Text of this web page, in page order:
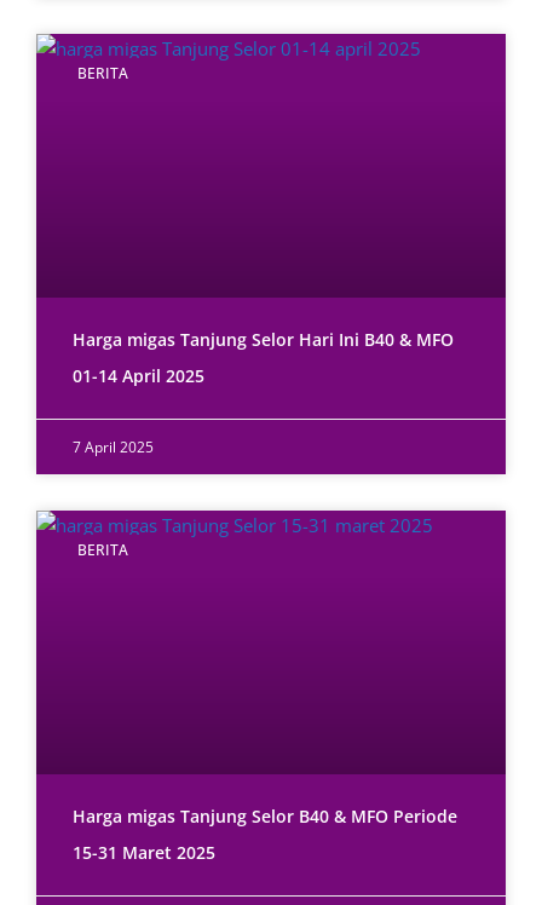
BERITA
Harga migas Tanjung Selor Hari Ini B40 & MFO
01-14 April 2025
7 April 2025
BERITA
Harga migas Tanjung Selor B40 & MFO Periode
15-31 Maret 2025